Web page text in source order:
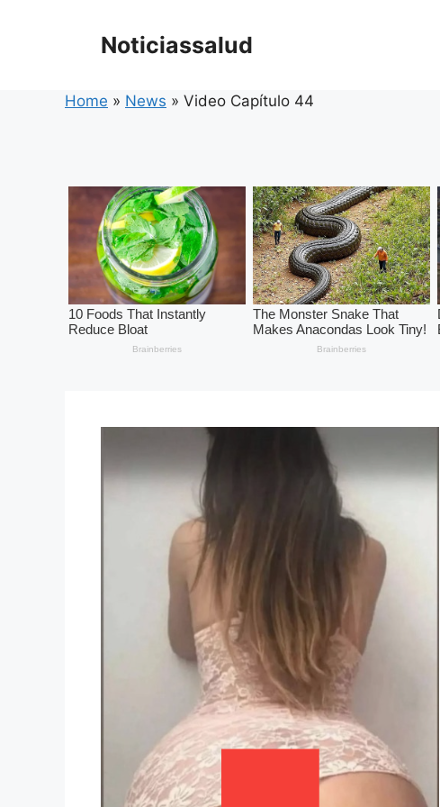
Noticiassalud
Home » News » Video Capítulo 44